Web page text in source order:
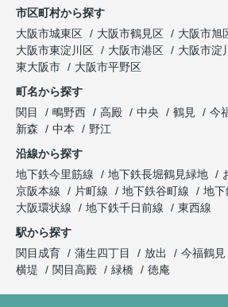
市区町村から探す
大阪市城東区
大阪市鶴見区 大阪市旭
大阪市東淀川区
大阪市港区 大阪市淀
東大阪市
大阪市平野区
町名から探す
関目
鴫野西 高殿 中央 鶴見 今
新森
中本
野江
沿線から探す
地下鉄今里筋線
地下鉄長堀鶴見緑地
京阪本線
片町線 地下鉄谷町線
地下
大阪環状線
地下鉄千日前線
東西線
駅から探す
関目成育
蒲生四丁目 放出 今福鶴見
横堤
関目高殿 緑橋 徳庵